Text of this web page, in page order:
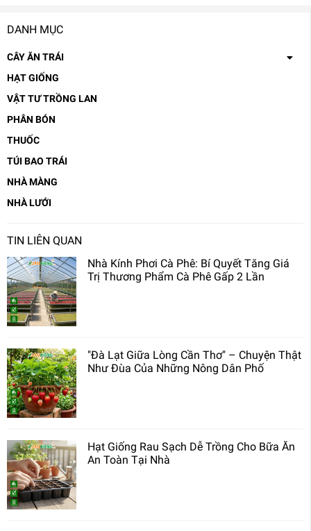
DANH MỤC
CÂY ĂN TRÁI
HẠT GIỐNG
VẬT TƯ TRỒNG LAN
PHÂN BÓN
THUỐC
TÚI BAO TRÁI
NHÀ MÀNG
NHÀ LƯỚI
TIN LIÊN QUAN
Nhà Kính Phơi Cà Phê: Bí Quyết Tăng Giá
Trị Thương Phẩm Cà Phê Gấp 2 Lần
"Đà Lạt Giữa Lòng Cần Thơ" – Chuyện Thật
Như Đùa Của Những Nông Dân Phố
Hạt Giống Rau Sạch Dễ Trồng Cho Bữa Ăn
An Toàn Tại Nhà